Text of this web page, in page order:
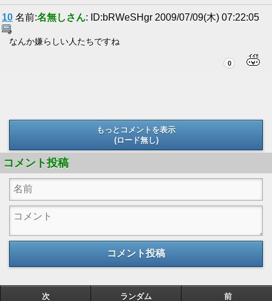
10 名前:名無しさん: ID:bRWeSHgr 2009/07/09(木) 07:22:05
なんか嫌らしい人たちですね
0
もっとコメントを表示
(ロード無し)
コメント投稿
コメント投稿
次 ランダム 前